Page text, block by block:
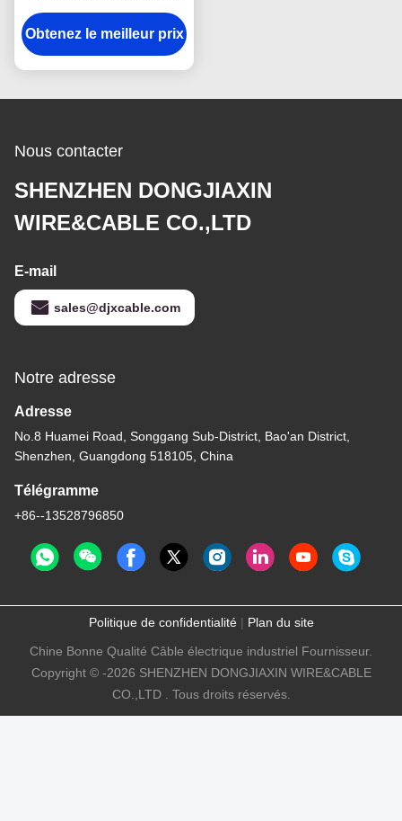
de noyau de 0.6/1KV
Rvs 2
Obtenez le meilleur prix
Nous contacter
SHENZHEN DONGJIAXIN
WIRE&CABLE CO.,LTD
E-mail
sales@djxcable.com
Notre adresse
Adresse
No.8 Huamei Road, Songgang Sub-District, Bao'an District,
Shenzhen, Guangdong 518105, China
Télégramme
+86--13528796850
Politique de confidentialité| Plan du site
Chine Bonne Qualité Câble électrique industriel Fournisseur.
Copyright © -2026 SHENZHEN DONGJIAXIN WIRE&CABLE
CO.,LTD . Tous droits réservés.